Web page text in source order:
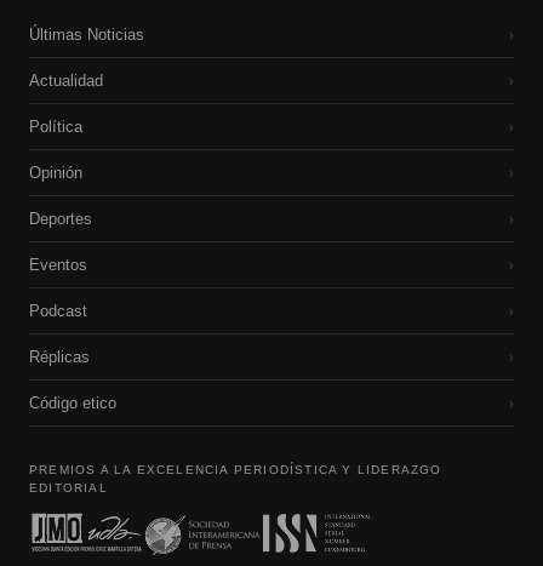
Últimas Noticias ›
Actualidad ›
Política ›
Opinión ›
Deportes ›
Eventos ›
Podcast ›
Réplicas ›
Código etico ›
PREMIOS A LA EXCELENCIA PERIODÍSTICA Y LIDERAZGO
EDITORIAL